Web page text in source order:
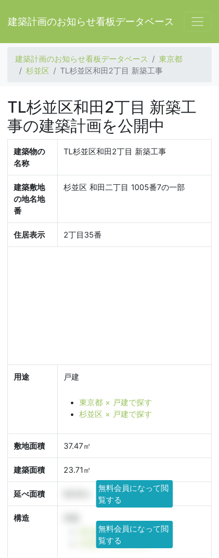
建築計画のお知らせ看板データベース
建築計画のお知らせ看板データベース
東京都
杉並区
TL杉並区和田2丁目 新築工事
TL杉並区和田2丁目 新築工
事の建築計画を公開中
建築物の
名称
TL杉並区和田2丁目 新築工事
建築敷地
の地名地
番
杉並区 和田二丁目 1005番7の一部
住居表示 2丁目35番
用途 戸建
東京都 × 戸建で探す
杉並区 × 戸建で探す
敷地面積 37.47㎡
建築面積 23.71㎡
延べ面積
無料会員になって閲
覧する
構造
東京都 × 木造で探す
杉並区 × 木造で探す
無料会員になって閲
覧する